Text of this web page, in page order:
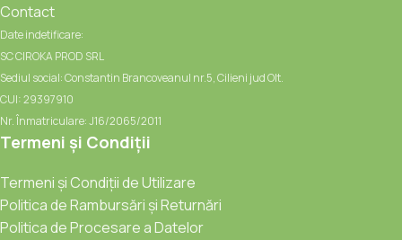
Contact
Date indetificare:
SC CIROKA PROD SRL
Sediul social: Constantin Brancoveanul nr.5, Cilieni jud Olt.
CUI: 29397910
Nr. Înmatriculare: J16/2065/2011
Termeni și Condiții
Termeni și Condiții de Utilizare
Politica de Rambursări și Returnări
Politica de Procesare a Datelor